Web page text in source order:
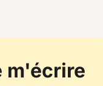
m'écrire